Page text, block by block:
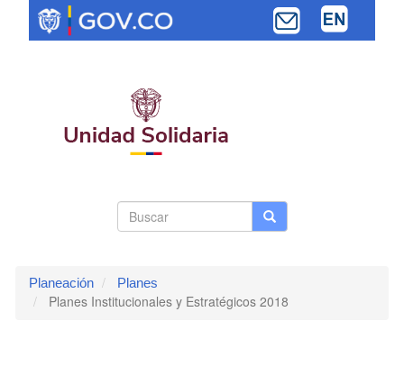
contenido
Buscar Buscar
Planeación Planes
Planes Institucionales y Estratégicos 2018